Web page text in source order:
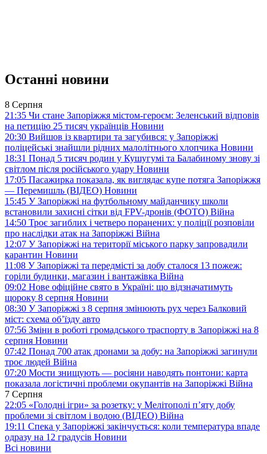
Останні новини
8 Серпня
21:35 Чи стане Запоріжжя містом-героєм: Зеленський відповів
на петицію 25 тисяч українців Новини
20:30 Вийшов із квартири та загубився: у Запоріжжі
поліцейські знайшли рідних малолітнього хлопчика Новини
18:31 Понад 5 тисяч родин у Кушугумі та Балабиному знову зі
світлом після російського удару Новини
17:05 Пасажирка показала, як виглядає купе потяга Запоріжжя
— Перемишль (ВІДЕО) Новини
15:45 У Запоріжжі на футбольному майданчику школи
встановили захисні сітки від FPV-дронів (ФОТО) Війна
14:50 Троє загиблих і четверо поранених: у поліції розповіли
про наслідки атак на Запоріжжі Війна
12:07 У Запоріжжі на території міського парку запровадили
карантин Новини
11:08 У Запоріжжі та передмісті за добу сталося 13 пожеж:
горіли будинки, магазин і вантажівка Війна
09:02 Нове офіційне свято в Україні: що відзначатимуть
щороку 8 серпня Новини
08:30 У Запоріжжі з 8 серпня змінюють рух через Балковий
міст: схема об’їзду авто
07:56 Зміни в роботі громадського траспорту в Запоріжжі на 8
серпня Новини
07:42 Понад 700 атак дронами за добу: на Запоріжжі загинули
троє людей Війна
07:20 Мости знищують — росіяни наводять понтони: карта
показала логістичні проблеми окупантів на Запоріжжі Війна
7 Серпня
22:05 «Голодні ігри» за розетку: у Мелітополі п’яту добу
проблеми зі світлом і водою (ВІДЕО) Війна
19:11 Спека у Запоріжжі закінчується: коли температура впаде
одразу на 12 градусів Новини
Всі новини